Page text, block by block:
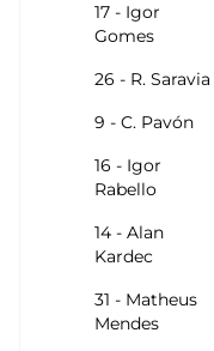
17 - Igor
Gomes
26 - R. Saravia
9 - C. Pavón
16 - Igor
Rabello
14 - Alan
Kardec
31 - Matheus
Mendes